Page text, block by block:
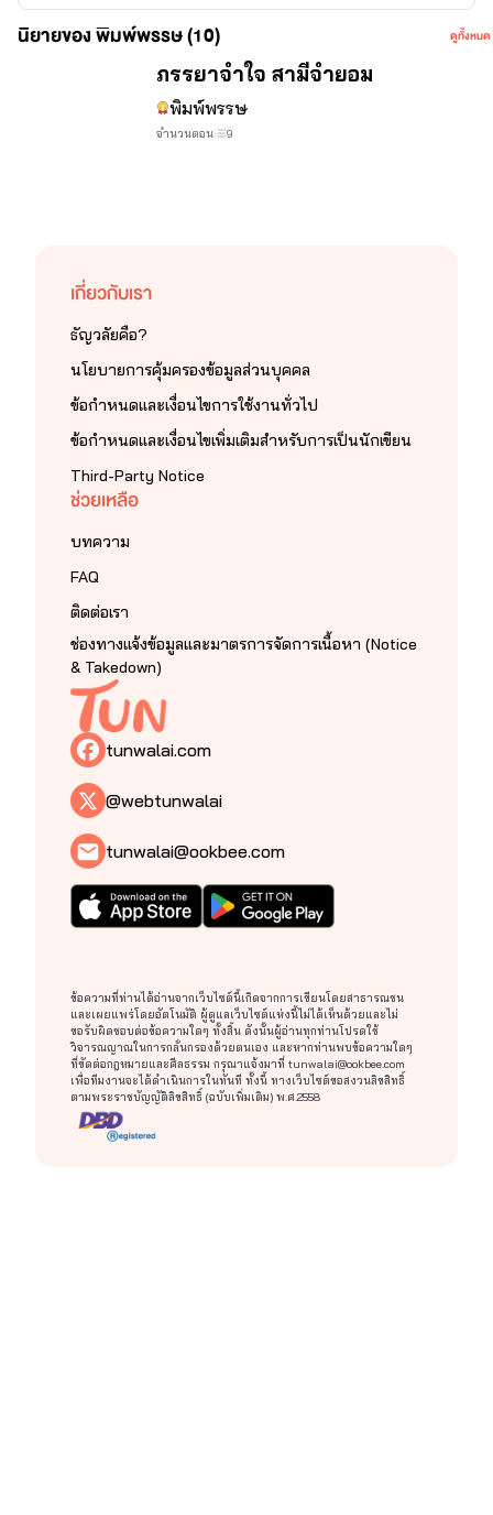
ชอบเขียนนิยายเป็นเซ็ตค่ะ ^^ เพราะไม่อยากให้นิยายจบ
555 (แบบนี้ก็มี)
อ้อนวอนรีดเดอร์ที่น่ารักทุกๆท่าน ได้โปรดติดตามเรื่องต่อๆ
ไป และเป็นกำลังใจให้กันด้วยนะคะ หากผิดพลาดประการ
Facebook Page : พิมพ์พรรษ
นิยายของ พิมพ์พรรษ (10) ดูทั้งหมด
ภรรยาจำใจ สามีจำยอม
พิมพ์พรรษ
จำนวนตอน 9
เกี่ยวกับเรา
ธัญวลัยคือ?
นโยบายการคุ้มครองข้อมูลส่วนบุคคล
ข้อกำหนดและเงื่อนไขการใช้งานทั่วไป
ข้อกำหนดและเงื่อนไขเพิ่มเติมสำหรับการเป็นนักเขียน
Third-Party Notice
ช่วยเหลือ
บทความ
FAQ
ติดต่อเรา
ช่องทางแจ้งข้อมูลและมาตรการจัดการเนื้อหา (Notice
& Takedown)
tunwalai.com
@webtunwalai
tunwalai@ookbee.com
ข้อความที่ท่านได้อ่านจากเว็บไซต์นี้เกิดจากการเขียนโดยสาธารณชน
และเผยแพร่โดยอัตโนมัติ ผู้ดูแลเว็บไซต์แห่งนี้ไม่ได้เห็นด้วยและไม่
ขอรับผิดชอบต่อข้อความใดๆ ทั้งสิ้น ดังนั้นผู้อ่านทุกท่านโปรดใช้
วิจารณญาณในการกลั่นกรองด้วยตนเอง และหากท่านพบข้อความใดๆ
ที่ขัดต่อกฎหมายและศีลธรรม กรุณาแจ้งมาที่ tunwalai@ookbee.com
เพื่อทีมงานจะได้ดำเนินการในทันที ทั้งนี้ ทางเว็บไซต์ขอสงวนลิขสิทธิ์
ตามพระราชบัญญัติลิขสิทธิ์ (ฉบับเพิ่มเติม) พ.ศ.2558